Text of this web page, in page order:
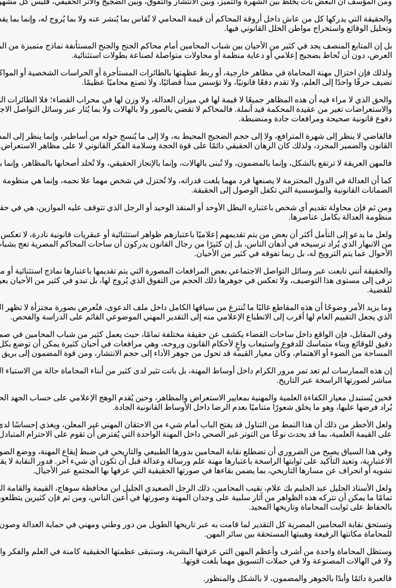
والحقيقة التي يدركها كل من عاش داخل أروقة المحاكم أن قيمة المحامي لا تُقاس بما يُنشر عنه ولا بما يُروج له، وإنما
وتحليل الوقائع واستخراج مواطن الخلل القانوني فيها.
بل إن المتابع المنصف يجد في كثير من الأحيان بين شباب المحامين أمام محاكم الجنح والجنح المستأنفة نماذج متميزة من
العرض، دون أن تُحاط بضجيج إعلامي أو دعاية منظمة أو محاولات متواصلة لصناعة بطولات استثنائية.
ولذلك فإن اختزال مهنة المحاماة في مظاهر خارجية، أو ربط عظمتها بالطائرات المستأجرة أو الحراسات الشخصية أو
تضيف حرفًا واحدًا إلى العلم، ولا تقدم دفعًا قانونيًا، ولا تؤسس مبدأً قضائيًا، ولا تصنع محاميًا عظيمًا.
والحق الذي لا مراء فيه أن هذه المظاهر جميعًا لا قيمة لها في ميزان العدالة، ولا وزن لها في محراب القضاء؛ فلا الطائرات
والاستعراضات تغير من عقيدة المحكمة قيد أنملة. فالمحاكم لا تقضي بالصور ولا بالهالات ولا بما يُثار عبر وسائل التواصل
دفوع قانونية صحيحة ومرافعات جادة ومنضبطة.
فالقاضي لا ينظر إلى شهرة المترافع، ولا إلى حجم الضجيج المحيط به، ولا إلى ما يُنسج حوله من أساطير، وإنما ينظر إلى
القانون والضمير المجرد، ولذلك كان الرهان الحقيقي دائمًا على قوة الحجة وسلامة الفكر القانوني لا على مظاهر الاستعراض.
فالمهن العريقة لا ترتفع بالشكل، وإنما بالمضمون، ولا تُبنى بالهالات، وإنما بالإنجاز الحقيقي، ولا تُخلد أصحابها بالمظاهر،
كما أن العدالة في الدول المحترمة لا يصنعها فرد مهما بلغت قدراته، ولا تُختزل في شخص مهما علا نجمه، وإنما هي منظومة
الضمانات القانونية والمؤسسية التي تكفل الوصول إلى الحقيقة.
ومن ثم فإن محاولة تقديم أي شخص باعتباره البطل الأوحد أو المنقذ الوحيد أو الرجل الذي تتوقف عليه الموازين، هي
منظومة العدالة بكامل عناصرها.
ولعل ما يدعو إلى التأمل أكثر أن بعض من يتم تقديمهم إعلاميًا باعتبارهم ظواهر استثنائية أو عبقريات قانونية نادرة، لا
من الانبهار الذي يُراد ترسيخه في أذهان الناس، بل إن كثيرًا من رجال القانون يدركون أن ساحات المحاكم المصرية تعج
الأحوال عما يتم الترويج له، بل ربما تفوقه في كثير من الأحيان.
والحقيقة أنني تابعت عبر وسائل التواصل الاجتماعي بعض المرافعات المصورة التي يتم تقديمها باعتبارها نماذج استثنائية أو
ترقى إلى مستوى هذا التوصيف، ولا تعكس في جوهرها ذلك الحجم من التفوق الذي يُروج لها، بل تبدو في كثير من الأحيان
للقضية.
وما يزيد الأمر وضوحًا أن هذه المقاطع غالبًا ما تُنتزع من سياقها الكامل داخل ملف الدعوى، فتُعرض بصورة مجتزأة لا تظهر
الذي يجعل التقييم العام لها أقرب إلى الانطباع الإعلامي منه إلى التقدير المهني الموضوعي القائم على الدراسة والفحص.
وفي المقابل، فإن الواقع داخل ساحات القضاء يكشف عن حقيقة مختلفة تمامًا، حيث يعمل كثير من شباب المحامين في
دقيق للوقائع وبناء متماسك للدفوع واستيعاب واعٍ لأحكام القانون وروحه، وهي مرافعات في أحيان كثيرة يمكن أن توضع
المساحة من الضوء أو الاهتمام، وكأن معيار القيمة قد تحول من جوهر الأداء إلى حجم الانتشار، ومن قوة المضمون إلى
إن هذه الممارسات لم تعد تمر مرور الكرام داخل أوساط المهنة، بل باتت تثير لدى كثير من أبناء المحاماة حالة من
مباشر لصورتها الراسخة عبر التاريخ.
فحين يُستبدل معيار الكفاءة العلمية والمهنية بمعايير الاستعراض والمظاهر، وحين يُقدم الوهج الإعلامي على حساب الجهد
يُراد فرضها عليها، وهو ما يخلق شعورًا متناميًا بعدم الرضا داخل الأوساط القانونية الجادة.
ولعل الأخطر من ذلك أن هذا النمط من التناول قد يفتح الباب أمام شيء من الاحتقان المهني غير المعلن، ويغذي إحساسًا
على القيمة العلمية، بما قد يحدث نوعًا من التوتر غير الصحي داخل المهنة الواحدة التي يُفترض أن تقوم على الاحترام
وفي هذا السياق يصبح من الضروري أن تضطلع نقابة المحامين بدورها الطبيعي والتاريخي في ضبط إيقاع المهنة، ووضع
الاعتبارية، وتعيد التأكيد على ثوابتها الراسخة باعتبارها مهنة علم ورسالة وعدالة قبل أن تكون أي شيء آخر. فدور النقابة
تشويه أو انحراف عن مسارها التاريخي، بما يضمن بقاءها في صورتها الحقيقية التي عرفها بها المجتمع عبر الأجيال.
ولعل الأستاذ الجليل عبد الحليم بك علام، نقيب المحامين، ذلك الرجل الصعيدي الجليل ابن محافظة سوهاج، القيمة
تمامًا ما يمكن أن تتركه هذه الظواهر من آثار سلبية على وجدان المهنة وصورتها في أعين الناس، ومن ثم فإن كثيرين
بالحفاظ على ثوابت المحاماة وتاريخها المجيد.
وتستحق نقابة المحامين المصرية كل التقدير لما قامت به عبر تاريخها الطويل من دور وطني ومهني في حماية العدالة
للمحاماة مكانتها الرفيعة وهيبتها المستحقة بين سائر المهن.
وستظل المحاماة واحدة من أشرف وأعظم المهن التي عرفتها البشرية، وستبقى عظمتها الحقيقية كامنة في العلم والفكر
ولا في الهالات المصنوعة ولا في حملات التسويق مهما بلغت قوتها.
فالعبرة دائمًا وأبدًا بالجوهر والمضمون، لا بالشكل والمنظور.